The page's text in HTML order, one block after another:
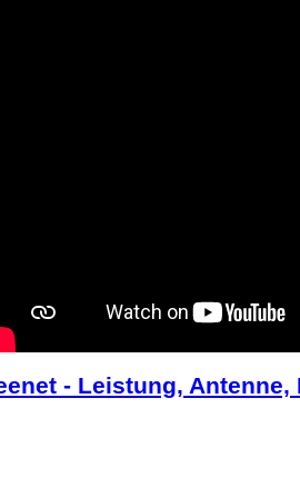
- Leistung, Antenne,